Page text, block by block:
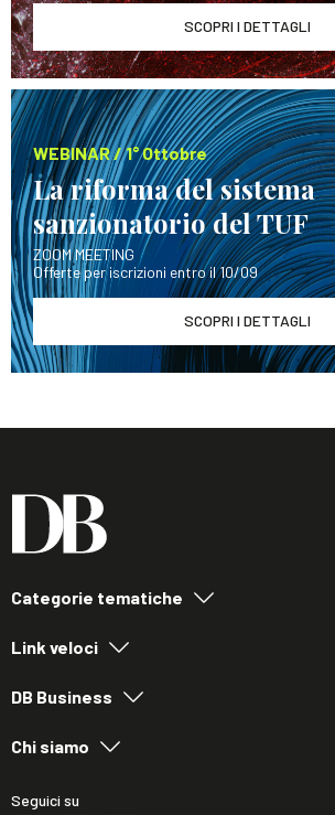
SCOPRI I DETTAGLI
WEBINAR / 1° Ottobre
La riforma del sistema
sanzionatorio del TUF
ZOOM MEETING
Offerte per iscrizioni entro il 10/09
SCOPRI I DETTAGLI
Categorie tematiche
Link veloci
DB Business
Chi siamo
Seguici su